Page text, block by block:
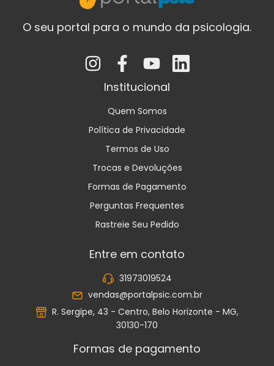
O seu portal para o mundo da psicologia.
Institucional
Quem Somos
Política de Privacidade
Termos de Uso
Trocas e Devoluções
Formas de Pagamento
Perguntas Frequentes
Rastreie Seu Pedido
Entre em contato
31973019524
vendas@portalpsic.com.br
R. Sergipe, 43 - Centro, Belo Horizonte - MG,
30130-170
Formas de pagamento